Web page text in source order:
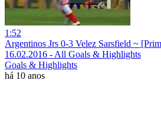
1:52
Argentinos Jrs 0-3 Velez Sarsfield ~
16.02.2016 - All Goals & Highlights
Goals & Highlights
há 10 anos